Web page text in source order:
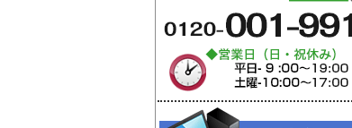
オリジナル手ぬぐい